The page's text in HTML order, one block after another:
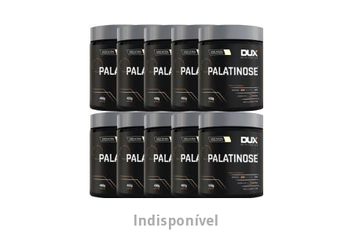
Indisponível